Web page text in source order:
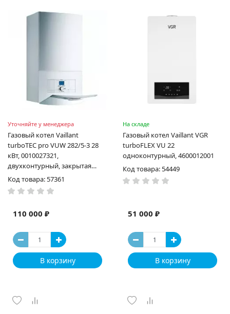
Уточняйте у менеджера
Газовый котел Vaillant
turboTEC pro VUW 282/5-3 28
кВт, 0010027321,
двухконтурный, закрытая
камера сгорания
Код товара: 57361
110 000 ₽
В корзину
На складе
Газовый котел Vaillant VGR
turboFLEX VU 22
одноконтурный, 4600012001
Код товара: 54449
51 000 ₽
В корзину